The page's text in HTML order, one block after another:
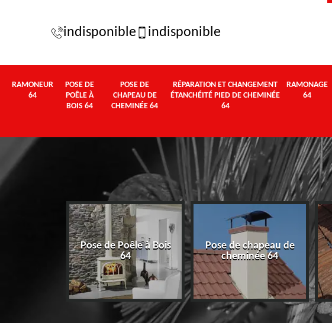
indisponible indisponible
RAMONEUR
64
POSE DE
POÊLE À
BOIS 64
POSE DE
CHAPEAU DE
CHEMINÉE 64
RÉPARATION ET CHANGEMENT
ÉTANCHÉITÉ PIED DE CHEMINÉE
64
RAMONAGE
64
Pose de Poêle à Bois
64
Pose de chapeau de
cheminée 64